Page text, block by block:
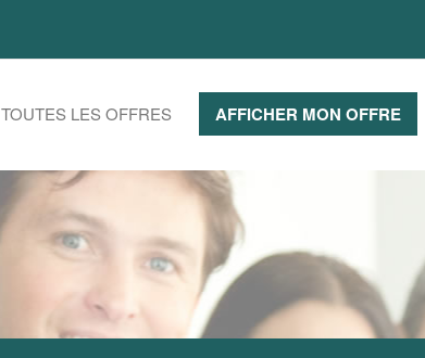
TOUTES LES OFFRES AFFICHER MON OFFRE